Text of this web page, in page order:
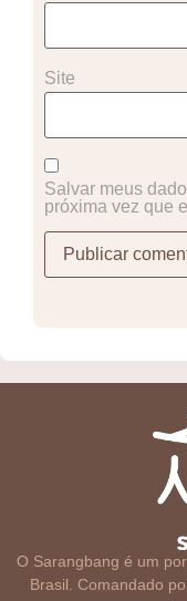
Site
Salvar meus
próxima vez que
O Sarangbang é um
Brasil. Comandado